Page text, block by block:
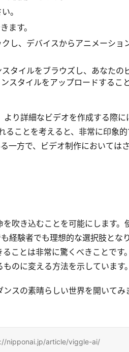
。
ます。
し、デバイスからアニメーショ
タイルをブラウズし、あなたの
スタイルをアップロードするこ
り詳細なビデオを作成する際に
ることを考えると、非常に印象
一方で、ビデオ制作においては
吹き込むことを可能にします。
経験者でも理想的な選択肢とな
ことは非常に驚くべきことです
のに変える方法を示しています
スの素晴らしい世界を開いてみ
nipponai.jp/article/viggle-ai/